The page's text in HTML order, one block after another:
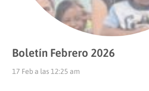
Boletín Febrero 2026
17 Feb a las 12:25 am